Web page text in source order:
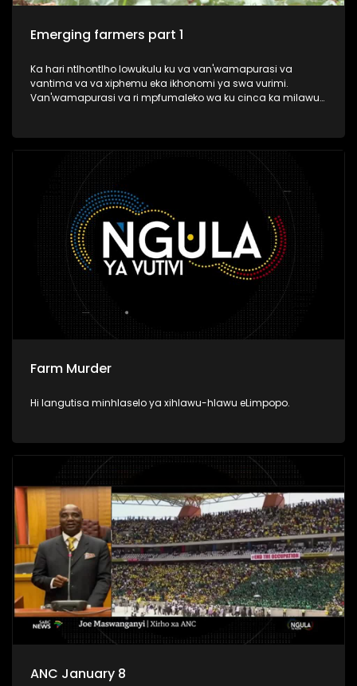
Emerging farmers part 1
Ka hari ntlhontlho lowukulu ku va van'wamapurasi va
vantima va va xiphemu eka ikhonomi ya swa vurimi.
Van'wamapurasi va ri mpfumaleko wa ku cinca ka milawu
Farm Murder
Hi langutisa minhlaselo ya xihlawu-hlawu eLimpopo.
ANC January 8